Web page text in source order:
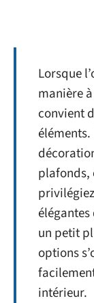
Lorsque
manière
convient
éléments.
plafonds,
un petit
options
intérieur.